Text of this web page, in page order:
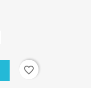
favorite_border